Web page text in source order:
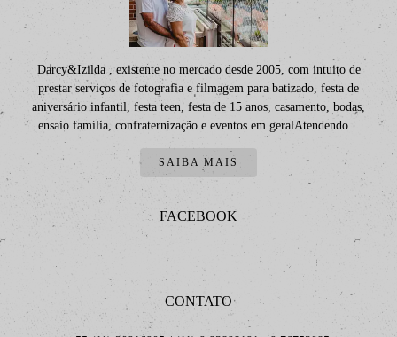
Darcy&Izilda , existente no mercado desde 2005, com intuito de
prestar serviços de fotografia e filmagem para batizado, festa de
aniversário infantil, festa teen, festa de 15 anos, casamento, bodas,
ensaio família, confraternização e eventos em geralAtendendo...
SAIBA MAIS
FACEBOOK
CONTATO